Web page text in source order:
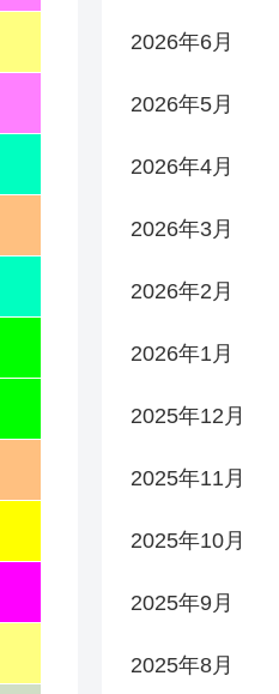
2026年6月
2026年5月
2026年4月
2026年3月
2026年2月
2026年1月
2025年12月
2025年11月
2025年10月
2025年9月
2025年8月